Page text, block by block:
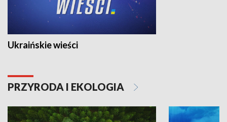
Ukraińskie wieści
PRZYRODA I EKOLOGIA